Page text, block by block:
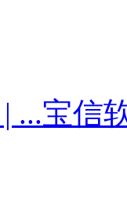
...宝信